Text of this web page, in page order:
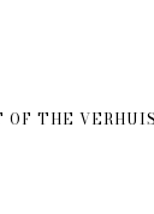
OF THE